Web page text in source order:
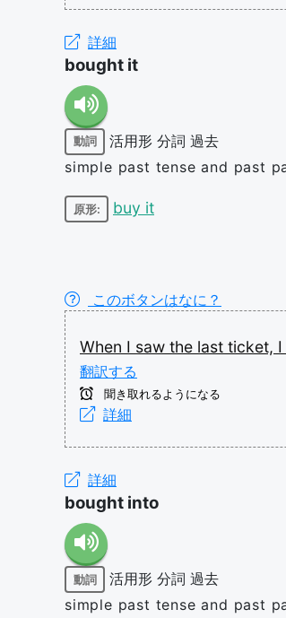
詳細
bought it
動詞 活用形 分詞 過去
simple past tense and past
原形: buy it
このボタンはなに？
When I saw the last ticket, I
翻訳する
聞き取れるようになる
詳細
詳細
bought into
動詞 活用形 分詞 過去
simple past tense and past